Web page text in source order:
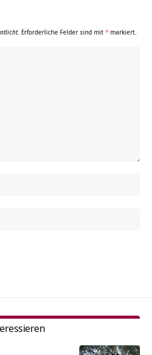
Erforderliche Felder sind mit * markiert.